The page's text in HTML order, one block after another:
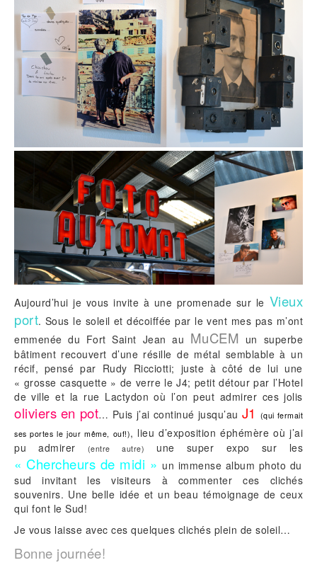
Aujourd’hui je vous invite à une promenade sur le Vieux
port. Sous le soleil et décoiffée par le vent mes pas m’ont
emmenée du Fort Saint Jean au MuCEM un superbe
bâtiment recouvert d’une résille de métal semblable à un
récif, pensé par Rudy Ricciotti; juste à côté de lui une
« grosse casquette » de verre le J4; petit détour par l’Hotel
de ville et la rue Lactydon où l’on peut admirer ces jolis
oliviers en pot… Puis j’ai continué jusqu’au J1
(qui fermait
ses portes le jour même, ouf!), lieu d’exposition éphémère où j’ai
pu admirer
(entre autre) une super expo sur les
« Chercheurs de midi » un immense album photo du
sud invitant les visiteurs à commenter ces clichés
souvenirs. Une belle idée et un beau témoignage de ceux
qui font le Sud!
Je vous laisse avec ces quelques clichés plein de soleil…
Bonne journée!